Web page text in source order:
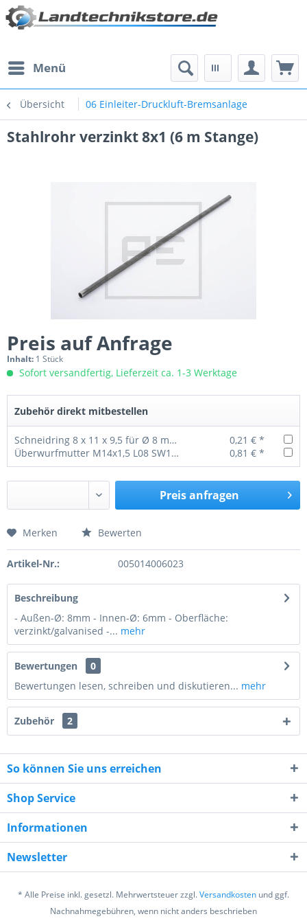
Menü
Übersicht 06 Einleiter-Druckluft-Bremsanlage
Stahlrohr verzinkt 8x1 (6 m Stange)
Preis auf Anfrage
Inhalt: 1 Stück
Sofort versandfertig, Lieferzeit ca. 1-3 Werktage
Zubehör direkt mitbestellen
Schneidring 8 x 11 x 9,5 für Ø 8 mm Rohr
0,21 € *
Überwurfmutter M14x1,5 L08 SW17 (kurz)
0,81 € *
Preis anfragen
Preis anfragen
9 - 6 = ?
Ich habe die Datenschutzerklärung
verstanden und stimme zu. *
Merken Bewerten
Artikel-Nr.: 005014006023
Beschreibung
- Außen-Ø: 8mm - Innen-Ø: 6mm - Oberfläche:
verzinkt/galvanised -... mehr
Bewertungen
0
Bewertungen lesen, schreiben und diskutieren... mehr
Zubehör 2
So können Sie uns erreichen
Shop Service
Informationen
Newsletter
* Alle Preise inkl. gesetzl. Mehrwertsteuer zzgl.Versandkosten und ggf.
Nachnahmegebühren, wenn nicht anders beschrieben